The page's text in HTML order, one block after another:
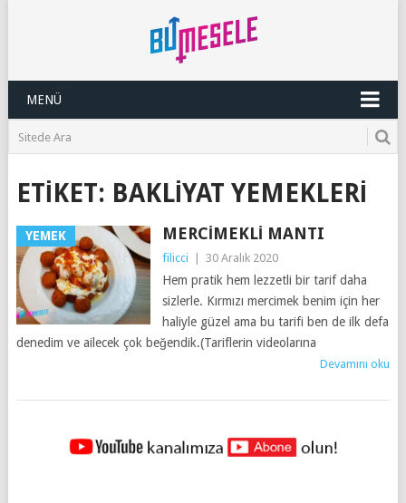
MENÜ
ETIKET: BAKLIYAT YEMEKLERI
YEMEK MERCIMEKLI MANTI
filicci 30 Aralık 2020
Hem pratik hem lezzetli bir tarif daha
sizlerle. Kırmızı mercimek benim için her
haliyle güzel ama bu tarifi ben de ilk defa
denedim ve ailecek çok beğendik.(Tariflerin videolarına
Devamını oku
YAZILAR